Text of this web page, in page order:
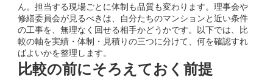
ん。担当する現場ごとに体制も品質も変わります。理事会や
修繕委員会が見るべきは、自分たちのマンションと近い条件
の工事を、無理なく回せる相手かどうかです。以下では、比
較の軸を実績・体制・見積りの三つに分けて、何を確認すれ
ばよいかを整理します。
比較の前にそろえておく前提